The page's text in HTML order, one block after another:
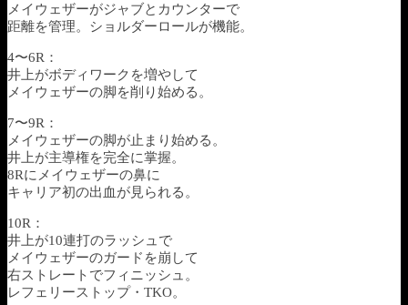
メイウェザーがジャブとカウンターで
距離を管理。ショルダーロールが機能。
4〜6R：
井上がボディワークを増やして
メイウェザーの脚を削り始める。
7〜9R：
メイウェザーの脚が止まり始める。
井上が主導権を完全に掌握。
8Rにメイウェザーの鼻に
キャリア初の出血が見られる。
10R：
井上が10連打のラッシュで
メイウェザーのガードを崩して
右ストレートでフィニッシュ。
レフェリーストップ・TKO。